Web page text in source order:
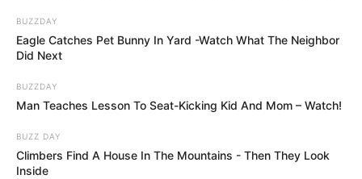
BUZZDAY
Eagle Catches Pet Bunny In Yard -Watch What The Neighbor
Did Next
BUZZDAY
Man Teaches Lesson To Seat-Kicking Kid And Mom – Watch!
BUZZ DAY
Climbers Find A House In The Mountains - Then They Look
Inside